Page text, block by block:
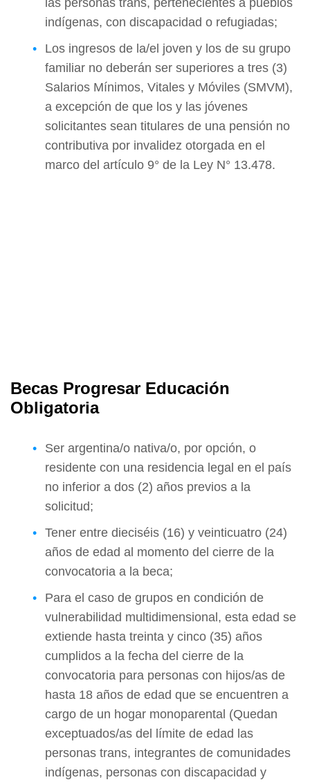
indígenas, con discapacidad o refugiadas;
Los ingresos de la/el joven y los de su grupo
familiar no deberán ser superiores a tres (3)
Salarios Mínimos, Vitales y Móviles (SMVM),
a excepción de que los y las jóvenes
solicitantes sean titulares de una pensión no
contributiva por invalidez otorgada en el
marco del artículo 9° de la Ley N° 13.478.
Becas Progresar Educación
Obligatoria
Ser argentina/o nativa/o, por opción, o
residente con una residencia legal en el país
no inferior a dos (2) años previos a la
solicitud;
Tener entre dieciséis (16) y veinticuatro (24)
años de edad al momento del cierre de la
convocatoria a la beca;
Para el caso de grupos en condición de
vulnerabilidad multidimensional, esta edad se
extiende hasta treinta y cinco (35) años
cumplidos a la fecha del cierre de la
convocatoria para personas con hijos/as de
hasta 18 años de edad que se encuentren a
cargo de un hogar monoparental (Quedan
exceptuados/as del límite de edad las
personas trans, integrantes de comunidades
indígenas, personas con discapacidad y